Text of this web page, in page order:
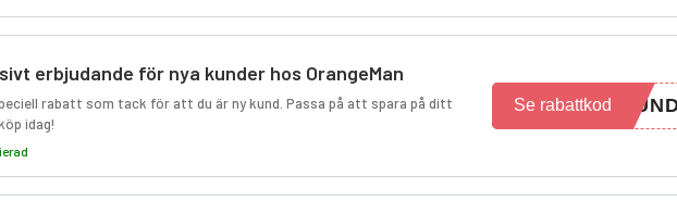
erbjudande för nya kunder hos OrangeMan
rabatt som tack för att du är ny kund. Passa på att spara på ditt
idag!
Se rabattkod